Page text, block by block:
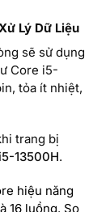
Lý Dữ Liệu
sẽ sử dụng
Core i5-
tỏa ít nhiệt,
trang bị
13500H.
hiệu năng
16 luồng. So